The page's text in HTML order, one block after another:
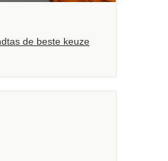
de beste keuze